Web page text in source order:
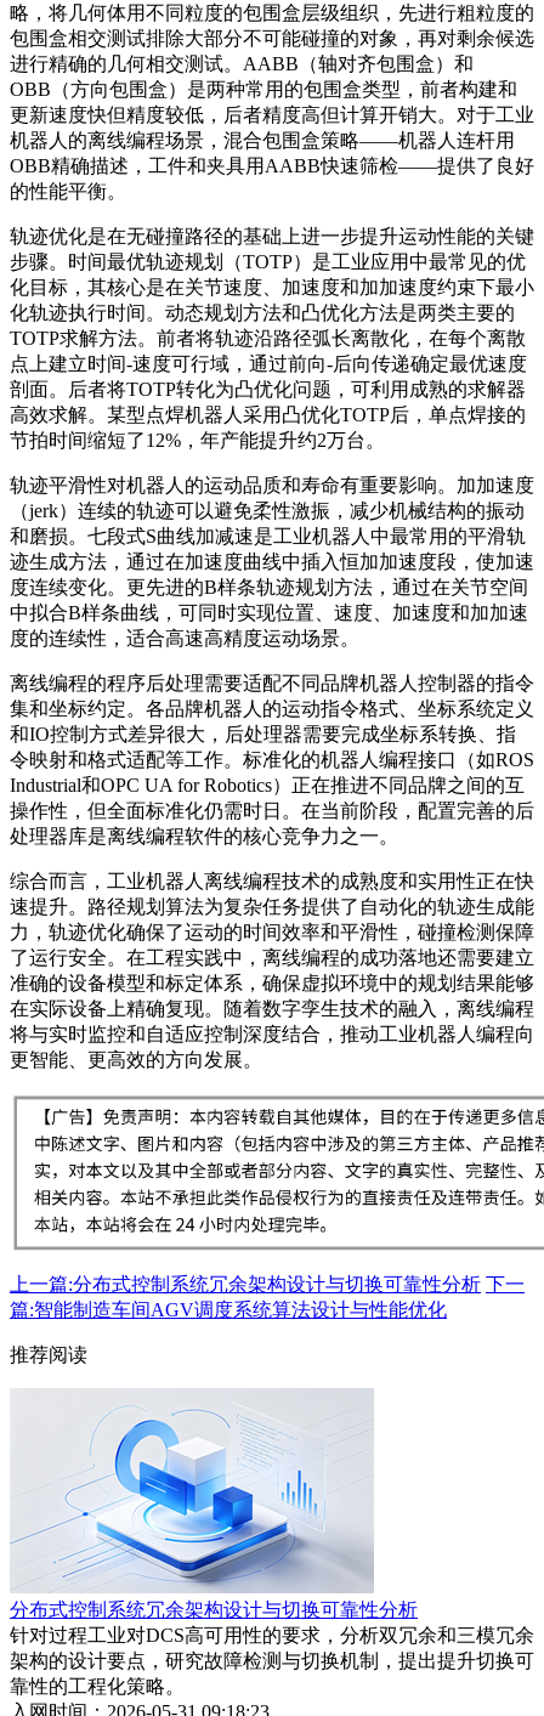
略，将几何体用不同粒度的包围盒层级组织，先进行粗粒度的
包围盒相交测试排除大部分不可能碰撞的对象，再对剩余候选
进行精确的几何相交测试。AABB（轴对齐包围盒）和
OBB（方向包围盒）是两种常用的包围盒类型，前者构建和
更新速度快但精度较低，后者精度高但计算开销大。对于工业
机器人的离线编程场景，混合包围盒策略——机器人连杆用
OBB精确描述，工件和夹具用AABB快速筛检——提供了良好
的性能平衡。
轨迹优化是在无碰撞路径的基础上进一步提升运动性能的关键
步骤。时间最优轨迹规划（TOTP）是工业应用中最常见的优
化目标，其核心是在关节速度、加速度和加加速度约束下最小
化轨迹执行时间。动态规划方法和凸优化方法是两类主要的
TOTP求解方法。前者将轨迹沿路径弧长离散化，在每个离散
点上建立时间-速度可行域，通过前向-后向传递确定最优速度
剖面。后者将TOTP转化为凸优化问题，可利用成熟的求解器
高效求解。某型点焊机器人采用凸优化TOTP后，单点焊接的
节拍时间缩短了12%，年产能提升约2万台。
轨迹平滑性对机器人的运动品质和寿命有重要影响。加加速度
（jerk）连续的轨迹可以避免柔性激振，减少机械结构的振动
和磨损。七段式S曲线加减速是工业机器人中最常用的平滑轨
迹生成方法，通过在加速度曲线中插入恒加加速度段，使加速
度连续变化。更先进的B样条轨迹规划方法，通过在关节空间
中拟合B样条曲线，可同时实现位置、速度、加速度和加加速
度的连续性，适合高速高精度运动场景。
离线编程的程序后处理需要适配不同品牌机器人控制器的指令
集和坐标约定。各品牌机器人的运动指令格式、坐标系统定义
和IO控制方式差异很大，后处理器需要完成坐标系转换、指
令映射和格式适配等工作。标准化的机器人编程接口（如ROS
Industrial和OPC UA for Robotics）正在推进不同品牌之间的互
操作性，但全面标准化仍需时日。在当前阶段，配置完善的后
处理器库是离线编程软件的核心竞争力之一。
综合而言，工业机器人离线编程技术的成熟度和实用性正在快
速提升。路径规划算法为复杂任务提供了自动化的轨迹生成能
力，轨迹优化确保了运动的时间效率和平滑性，碰撞检测保障
了运行安全。在工程实践中，离线编程的成功落地还需要建立
准确的设备模型和标定体系，确保虚拟环境中的规划结果能够
在实际设备上精确复现。随着数字孪生技术的融入，离线编程
将与实时监控和自适应控制深度结合，推动工业机器人编程向
更智能、更高效的方向发展。
上一篇:分布式控制系统冗余架构设计与切换可靠性分析 下一
篇:智能制造车间AGV调度系统算法设计与性能优化
推荐阅读
分布式控制系统冗余架构设计与切换可靠性分析
针对过程工业对DCS高可用性的要求，分析双冗余和三模冗余
架构的设计要点，研究故障检测与切换机制，提出提升切换可
靠性的工程化策略。